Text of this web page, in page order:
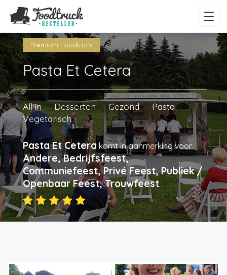
Premium Foodtruck
Pasta Et Cetera
All in Desserten Gezond
Pasta
Vegetarisch
Pasta Et Cetera komt in aanmerking voor
Andere, Bedrijfsfeest,
Communiefeest, Privé Feest, Publiek /
Openbaar Feest, Trouwfeest.